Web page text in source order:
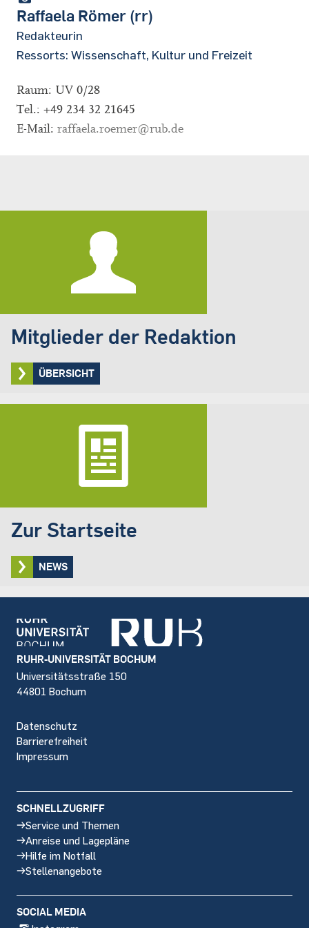
Raffaela Römer (rr)
Redakteurin
Ressorts: Wissenschaft, Kultur und Freizeit
Raum: UV 0/28
Tel.: +49 234 32 21645
E-Mail: raffaela.roemer@rub.de
Mitglieder der Redaktion
ÜBERSICHT
Zur Startseite
NEWS
Footer
RUHR-UNIVERSITÄT BOCHUM
Universitätsstraße 150
44801 Bochum
Datenschutz
Barrierefreiheit
Impressum
SCHNELLZUGRIFF
Service und Themen
Anreise und Lagepläne
Hilfe im Notfall
Stellenangebote
SOCIAL MEDIA